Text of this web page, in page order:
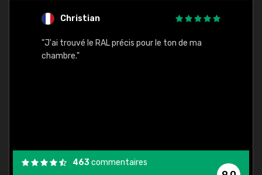
Christian
"J'ai trouvé le RAL précis pour le ton de ma
chambre."
463commentaires